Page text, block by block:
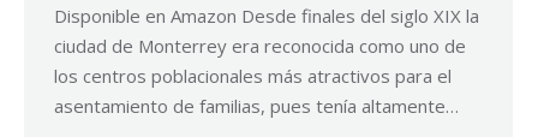
Disponible en Amazon Desde finales del siglo XIX la
ciudad de Monterrey era reconocida como uno de
los centros poblacionales más atractivos para el
asentamiento de familias, pues tenía altamente…